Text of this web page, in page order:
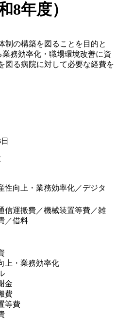
8年度）
制の構築を図ることを目的と
務効率化・職場環境改善に資
図る病院に対して必要な経費を
性向上・業務効率化／デジタ
信運搬費／機械装置等費／雑
／借料
上・業務効率化
金
費
等費